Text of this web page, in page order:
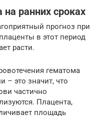
ранних сроках
прогноз при
в этот период
расти.
гематома
– это значит, что
частично
Плацента,
площадь